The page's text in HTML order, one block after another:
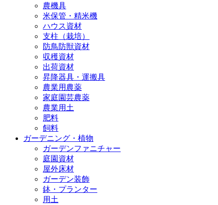
農機具
米保管・精米機
ハウス資材
支柱（栽培）
防鳥防獣資材
収穫資材
出荷資材
昇降器具・運搬具
農業用農薬
家庭園芸農薬
農業用土
肥料
飼料
ガーデニング・植物
ガーデンファニチャー
庭園資材
屋外床材
ガーデン装飾
鉢・プランター
用土